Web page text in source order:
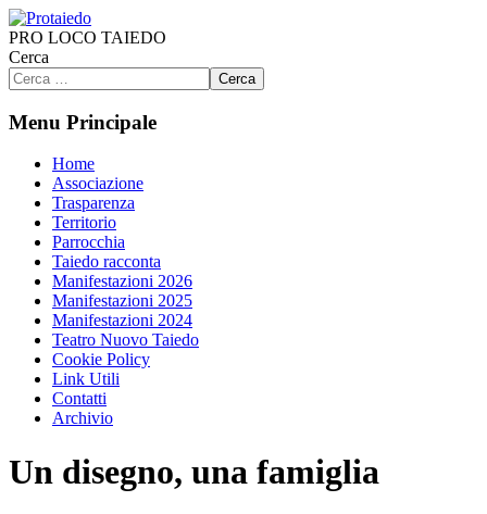
PRO LOCO TAIEDO
Cerca
Cerca
Menu Principale
Home
Associazione
Trasparenza
Territorio
Parrocchia
Taiedo racconta
Manifestazioni 2026
Manifestazioni 2025
Manifestazioni 2024
Teatro Nuovo Taiedo
Cookie Policy
Link Utili
Contatti
Archivio
Un disegno, una famiglia